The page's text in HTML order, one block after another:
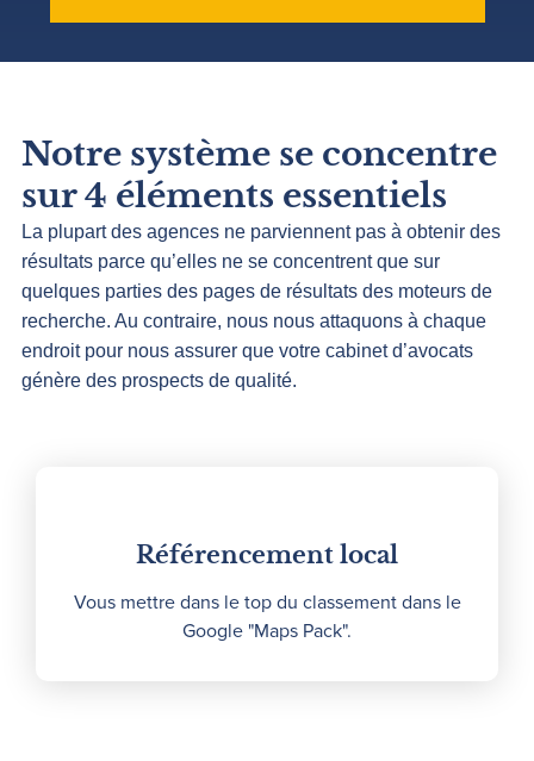
Notre système se concentre
sur 4 éléments essentiels
La plupart des agences ne parviennent pas à obtenir des
résultats parce qu’elles ne se concentrent que sur
quelques parties des pages de résultats des moteurs de
recherche. Au contraire, nous nous attaquons à chaque
endroit pour nous assurer que votre cabinet d’avocats
génère des prospects de qualité.
Référencement local
Vous mettre dans le top du classement dans le
Google "Maps Pack".